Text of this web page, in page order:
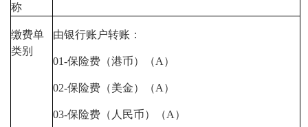
称
缴费单
类别
由银行账户转账：
01-保险费（港币）（A）
02-保险费（美金）（A）
03-保险费（人民币）（A）